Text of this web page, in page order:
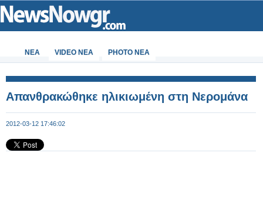
ΝΕΑ VIDEO NEA PHOTO NEA
Απανθρακώθηκε ηλικιωμένη στη Νερομάνα
2012-03-12 17:46:02